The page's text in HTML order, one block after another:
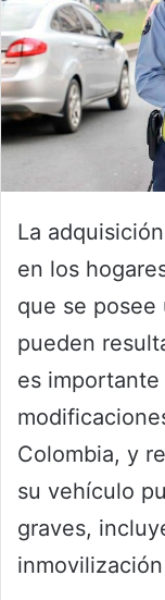
La
en los
que se posee
pueden
es
Colombia, y
su vehículo
graves,